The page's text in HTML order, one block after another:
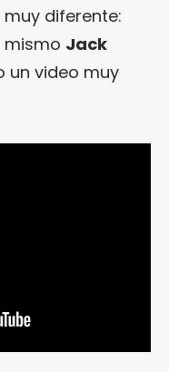
diferente:
mismo Jack
un video muy